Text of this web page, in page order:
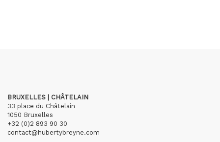
BRUXELLES | CHÂTELAIN
33 place du Châtelain
1050 Bruxelles
+32 (0)2 893 90 30
contact@hubertybreyne.com